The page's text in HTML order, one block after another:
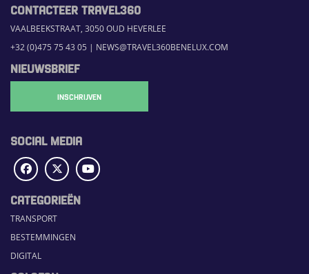
CONTACTEER TRAVEL360
VAALBEEKSTRAAT, 3050 OUD HEVERLEE
+32 (0)475 75 43 05 | NEWS@TRAVEL360BENELUX.COM
NIEUWSBRIEF
INSCHRIJVEN
SOCIAL MEDIA
CATEGORIEËN
TRANSPORT
BESTEMMINGEN
DIGITAL